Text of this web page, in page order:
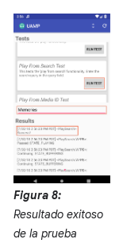
Figura 8:
Resultado exitoso
de la prueba